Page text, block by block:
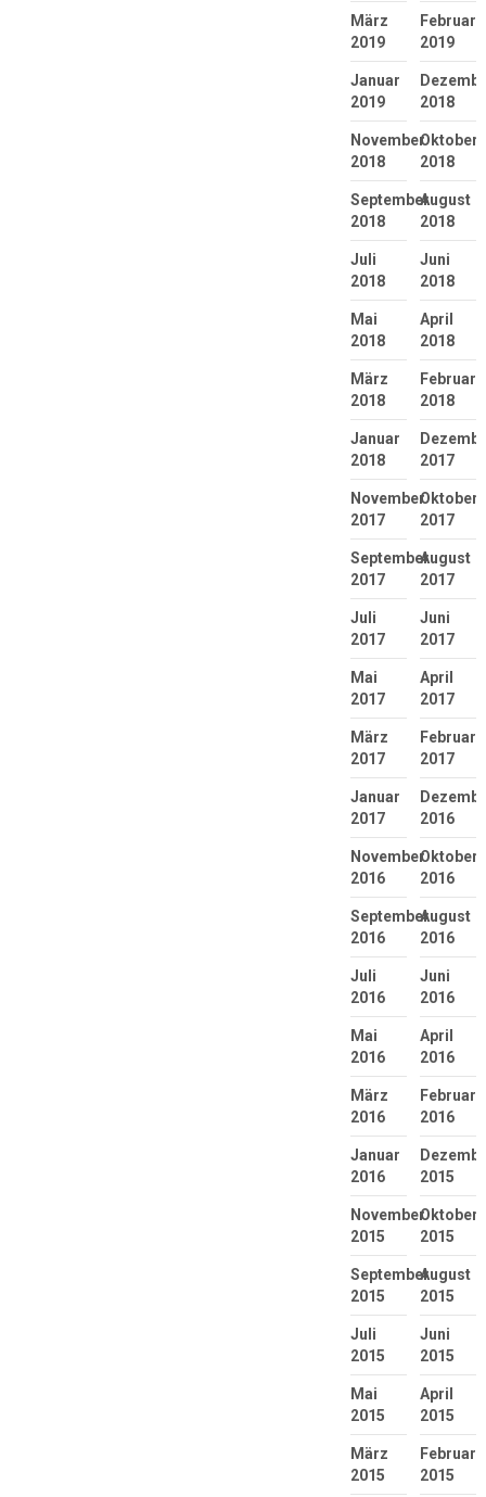
März
2019
Februar
2019
Januar
2019
2018
November
2018
Oktober
2018
September
2018
August
2018
Juli
2018
Juni
2018
Mai
2018
April
2018
März
2018
Februar
2018
Januar
2018
2017
November
2017
Oktober
2017
September
2017
August
2017
Juli
2017
Juni
2017
Mai
2017
April
2017
März
2017
Februar
2017
Januar
2017
2016
November
2016
Oktober
2016
September
2016
August
2016
Juli
2016
Juni
2016
Mai
2016
April
2016
März
2016
Februar
2016
Januar
2016
2015
November
2015
Oktober
2015
September
2015
August
2015
Juli
2015
Juni
2015
Mai
2015
April
2015
März
2015
Februar
2015